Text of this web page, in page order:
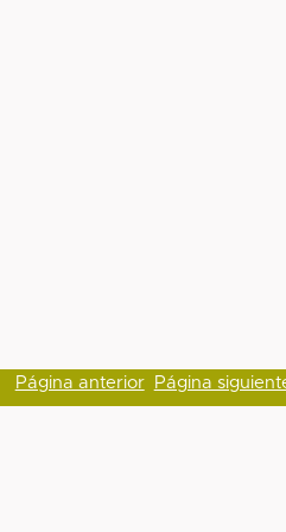
Página anterior Página